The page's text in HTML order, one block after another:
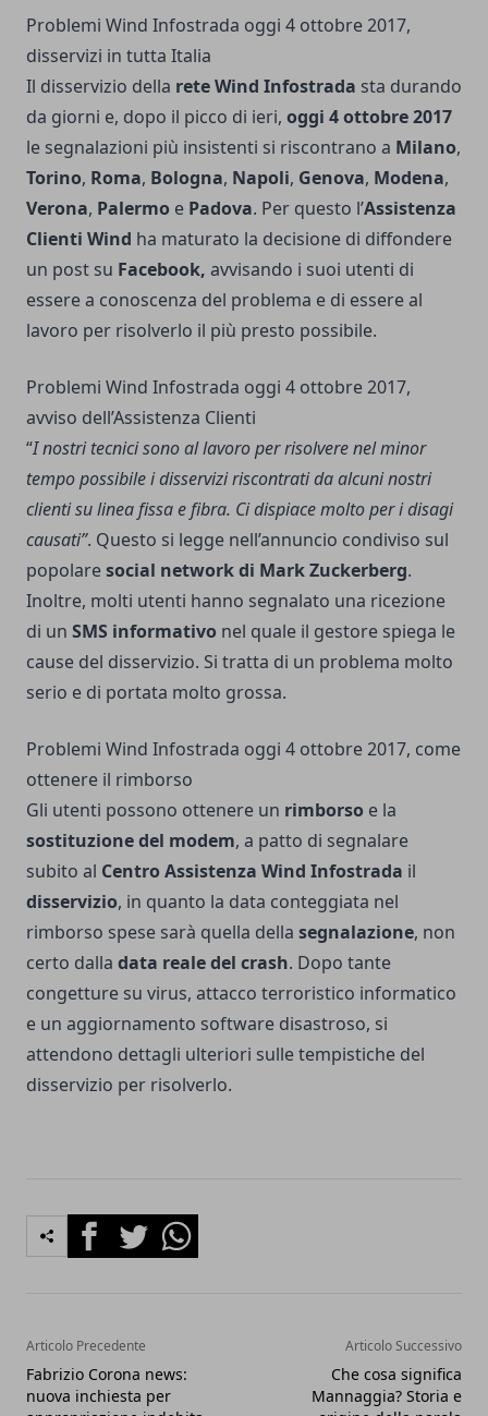
Problemi Wind Infostrada oggi 4 ottobre 2017,
disservizi in tutta Italia
Il disservizio della rete Wind Infostrada sta durando
da giorni e, dopo il picco di ieri, oggi 4 ottobre 2017
le segnalazioni più insistenti si riscontrano a Milano,
Torino, Roma, Bologna, Napoli, Genova, Modena,
Verona, Palermo e Padova. Per questo l’Assistenza
Clienti Wind ha maturato la decisione di diffondere
un post su Facebook, avvisando i suoi utenti di
essere a conoscenza del problema e di essere al
lavoro per risolverlo il più presto possibile.
Problemi Wind Infostrada oggi 4 ottobre 2017,
avviso dell’Assistenza Clienti
“I nostri tecnici sono al lavoro perrisolvere nel minor
tempo possibile i disservizi riscontrati da alcuni nostri
clienti su linea fissa e fibra. Ci dispiace molto per i disagi
causati”. Questo si legge nell’annuncio condiviso sul
popolaresocial network di Mark Zuckerberg.
Inoltre, molti utenti hanno segnalato una ricezione
di un SMS informativo nel quale il gestore spiega le
cause del disservizio. Si tratta di un problema molto
serio e di portata molto grossa.
Problemi Wind Infostrada oggi 4 ottobre 2017, come
ottenere il rimborso
Gli utenti possono ottenere un rimborso e la
sostituzione del modem, a patto di segnalare
subito al Centro Assistenza Wind Infostrada il
disservizio, in quanto la data conteggiata nel
rimborso spese sarà quella della segnalazione, non
certo dalla data reale del crash. Dopo tante
congetture su virus, attacco terroristico informatico
e un aggiornamento software disastroso, si
attendono dettagli ulteriori sulle tempistiche del
disservizio per risolverlo.
FacebookTwitterWhatsapp
Articolo Precedente
Fabrizio Corona news:
nuova inchiesta per
Articolo Successivo
Che cosa significa
Mannaggia? Storia e